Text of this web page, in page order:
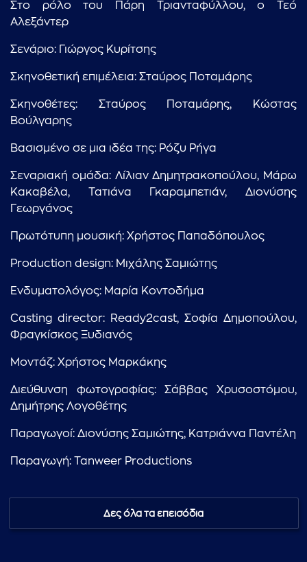
...πληκτρολογήστε κείμενο προς αναζήτηση
Στο ρόλο του Πάρη Τριανταφύλλου, ο Τεό
Αλεξάντερ
Σενάριο: Γιώργος Κυρίτσης
Σκηνοθετική επιμέλεια: Σταύρος Ποταμάρης
Σκηνοθέτες: Σταύρος Ποταμάρης, Κώστας
Βούλγαρης
Βασισμένο σε μια ιδέα της: Ρόζυ Ρήγα
Σεναριακή ομάδα: Λίλιαν Δημητρακοπούλου, Μάρω
Κακαβέλα, Τατιάνα Γκαραμπετιάν, Διονύσης
Γεωργάνος
Πρωτότυπη μουσική: Χρήστος Παπαδόπουλος
Production design: Μιχάλης Σαμιώτης
Ενδυματολόγος: Μαρία Κοντοδήμα
Casting director: Ready2cast, Σοφία Δημοπούλου,
Φραγκίσκος Ξυδιανός
Μοντάζ: Χρήστος Μαρκάκης
Διεύθυνση φωτογραφίας: Σάββας Χρυσοστόμου,
Δημήτρης Λογοθέτης
Παραγωγοί: Διονύσης Σαμιώτης, Κατριάννα Παντέλη
Παραγωγή: Tanweer Productions
Δες όλα τα επεισόδια